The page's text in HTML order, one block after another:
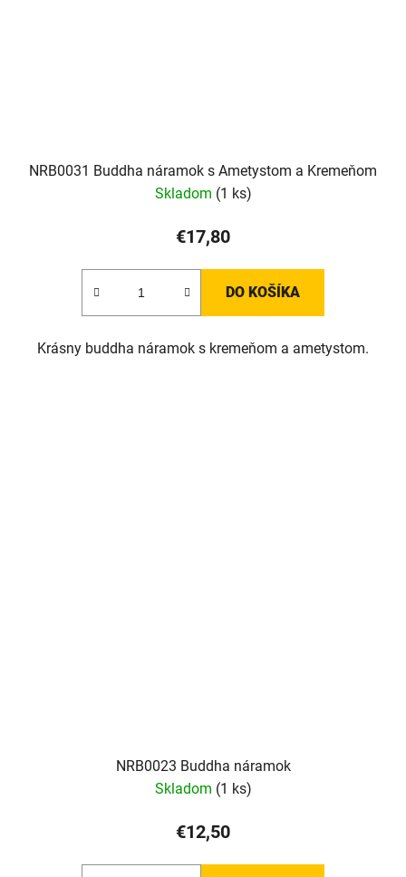
NRB0031 Buddha náramok s Ametystom a Kremeňom
Skladom (1 ks)
€17,80
DO KOŠÍKA
Krásny buddha náramok s kremeňom a ametystom.
NRB0023 Buddha náramok
Skladom (1 ks)
€12,50